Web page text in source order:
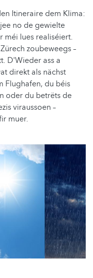
Itineraire dem Klima:
no de gewielte
méi lues realiséiert.
zoubeweegs –
D'Wieder ass a
direkt als nächst
Flughafen, du béis
oder du betrëts de
viraussoen –
muer.